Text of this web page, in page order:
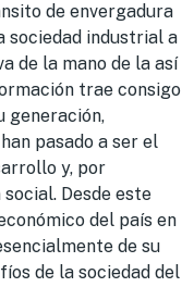
de envergadura
sociedad industrial a
de la mano de la así
trae consigo
generación,
pasado a ser el
y, por
Desde este
del país en
de su
de la sociedad del